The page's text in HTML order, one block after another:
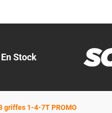
Stock
griffes 1-4-7T PROMO